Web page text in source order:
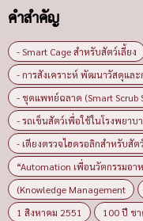
คำสำคัญ
- Smart Cage สำหรับสัตว์เลี้ยง
- การสังเคราะห์ พัฒนาวัสดุแล
- ชุดแพทย์ฉลาด (Smart Scrub
- รถเข็นสัตว์เพื่อใช้ในโรงพยาบ
- เตียงตรวจไฮดรอลิกสำหรับสัต
“Automation เพื่อนวัตกรรมอา
(Knowledge Management
1 สิงหาคม 2551
100 ปี ช